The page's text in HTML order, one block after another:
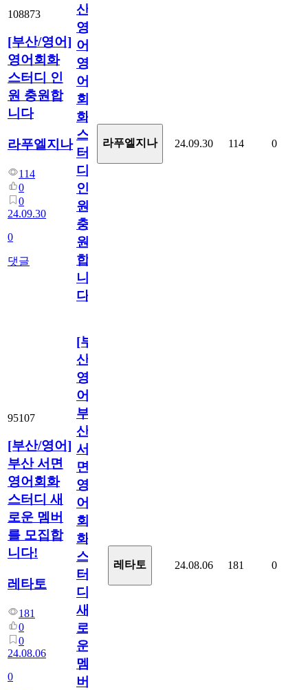
108873
[부산/영어]
영어회화
스터디 인
원 충원합
니다
라푸엘지나
114
0
0
24.09.30
0
댓글
산/
영
어]
영
어
회
화
스
터
디
인
원
충
원
합
니
다
라푸엘지나 24.09.30 114 0
95107
[부산/영어]
부산 서면
영어회화
스터디 새
로운 멤버
를 모집합
니다!
레타토
181
0
0
24.08.06
0
[부
산/
영
어]
부
산
서
면
영
어
회
화
스
터
디
새
로
운
멤
버
레타토 24.08.06 181 0